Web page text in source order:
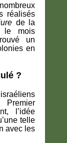
réalisés
de la
le mois
un
en
?
l’idée
telle
avec les